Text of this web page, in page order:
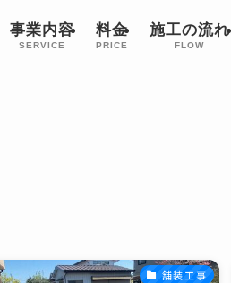
事業内容
SERVICE
料金
PRICE
施工の流れ
FLOW
舗装工事